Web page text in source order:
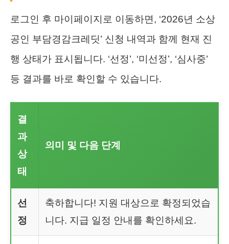
로그인 후 마이페이지로 이동하면, ‘2026년 소상
공인 부담경감크레딧’ 신청 내역과 함께 현재 진
행 상태가 표시됩니다. ‘선정’, ‘미선정’, ‘심사중’
등 결과를 바로 확인할 수 있습니다.
결
과
상
태
의미 및 다음 단계
선
정
축하합니다! 지원 대상으로 확정되었습
니다. 지급 일정 안내를 확인하세요.